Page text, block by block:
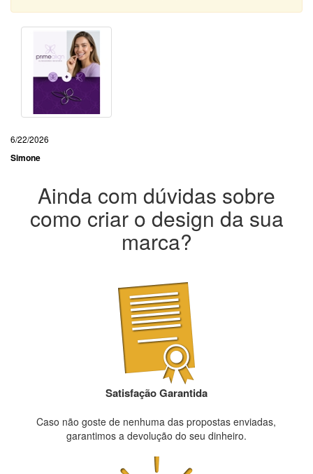
6/22/2026
Simone
Ainda com dúvidas sobre
como criar o design da sua
marca?
Satisfação Garantida
Caso não goste de nenhuma das propostas enviadas,
garantimos a devolução do seu dinheiro.